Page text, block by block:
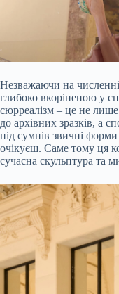
Незважаючи на
глибоко вкоріненою у
сюрреалізм – це не
до архівних зразків, а
під сумнів звичні
очікуєш. Саме тому ця
сучасна скульптура та